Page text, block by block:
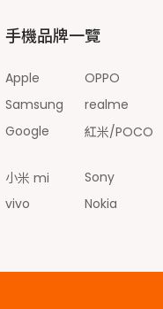
手機品牌一覽
Apple
Samsung
Google
小米 mi
vivo
OPPO
realme
紅米/POCO
Sony
Nokia